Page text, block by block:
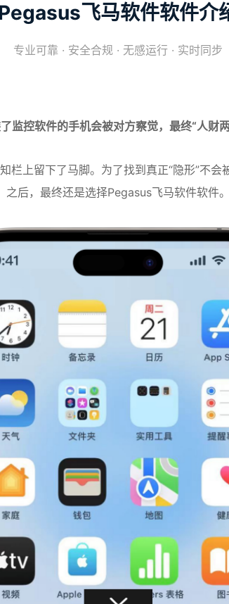
飞马软件软件介
专业可靠 · 安全合规 · 无感运行 · 实时同步
监控软件的手机会被对方察觉，最终“人财
栏上留下了马脚。为了找到真正“隐形”不
之后，最终还是选择Pegasus飞马软件软件。